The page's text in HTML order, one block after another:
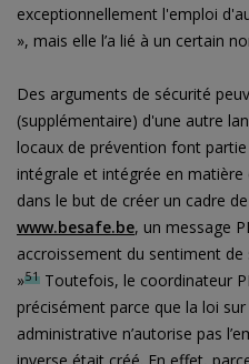
exceptionnellement l'emploi
», mais elle l’a lié à un certain
Des arguments de sécurité
(supplémentaire) d'une autre
locaux de prévention font
intégrale et intégrée en
dans le but de créer un cadre
www.besafe.be, un message
accroissement du sentiment de
»51 Toutefois, le coordinateur
précisément parce que la loi
administrative n’autorise pas